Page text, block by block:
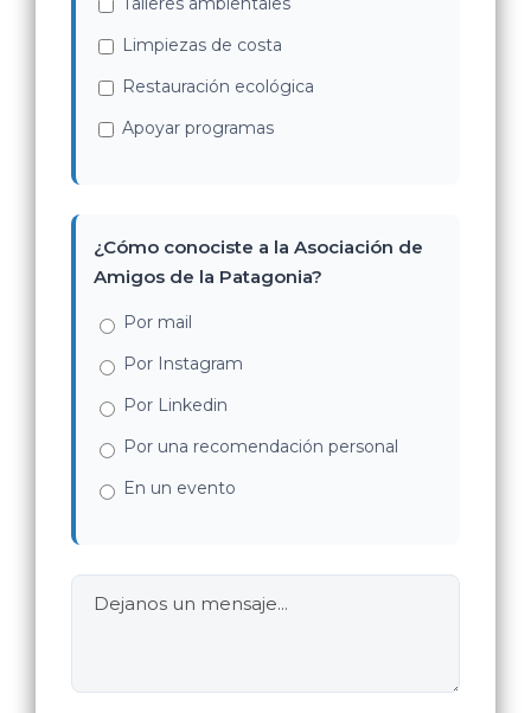
Limpiezas de costa
Restauración ecológica
Apoyar programas
¿Cómo conociste a la Asociación de
Amigos de la Patagonia?
Por mail
Por Instagram
Por Linkedin
Por una recomendación personal
En un evento